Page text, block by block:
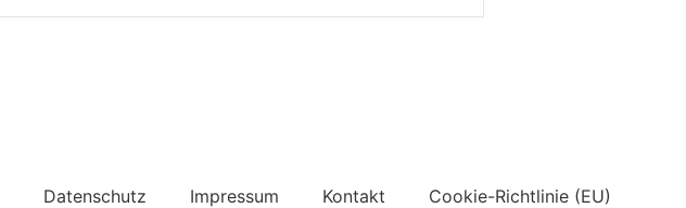
Datenschutz Impressum Kontakt Cookie-Richtlinie (EU)